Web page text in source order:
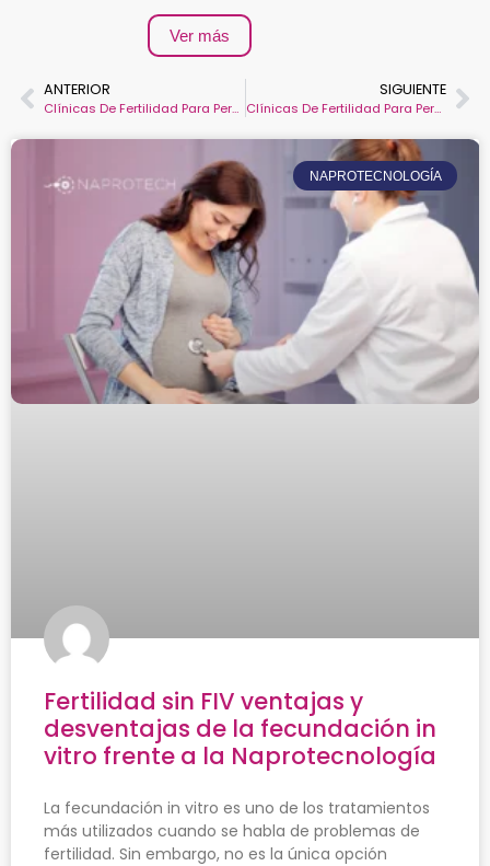
Ver más
ANTERIOR
Clínicas De Fertilidad Para Personas De Bajos Recursos En Bogotá
SIGUIENTE
Clínicas De Fertilidad Para Personas De Bajos Recursos En Bucaramanga
NAPROTECNOLOGÍA
Fertilidad sin FIV ventajas y
desventajas de la fecundación in
vitro frente a la Naprotecnología
La fecundación in vitro es uno de los tratamientos
más utilizados cuando se habla de problemas de
fertilidad. Sin embargo, no es la única opción